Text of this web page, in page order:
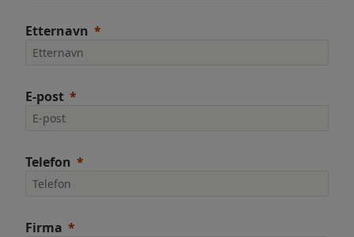
Etternavn
E-post
Telefon
Firma